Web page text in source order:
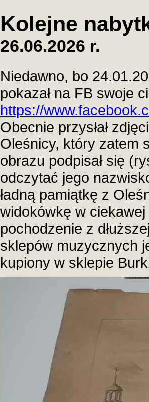
Kolejne
26.06.2026 r.
Niedawno, bo
pokazał na FB swoje
https://
Obecnie przysłał
Oleśnicy, który zatem
obrazu podpisał się
odczytać jego
ładną pamiątkę z
widokówkę w
pochodzenie z
sklepów muzycznych
kupiony w sklepie